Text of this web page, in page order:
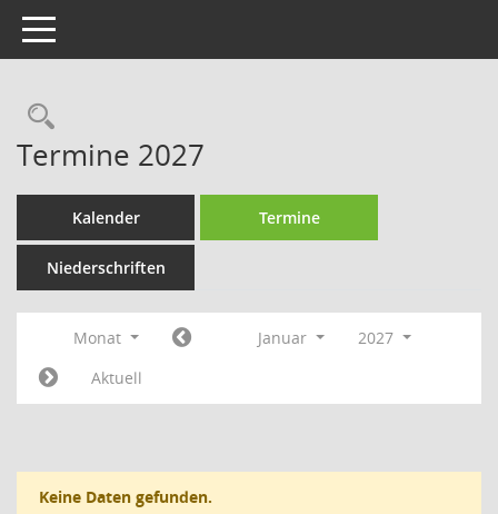
Toggle navigation
Rechercheauswahl
Termine 2027
Kalender Termine
Niederschriften
Monat Januar
2027
Aktuell
Keine Daten gefunden.